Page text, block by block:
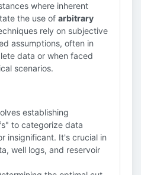
where inherent
the use of arbitrary
rely on subjective
assumptions, often in
data or when faced
scenarios.
establishing
to categorize data
insignificant. It's crucial in
well logs, and reservoir